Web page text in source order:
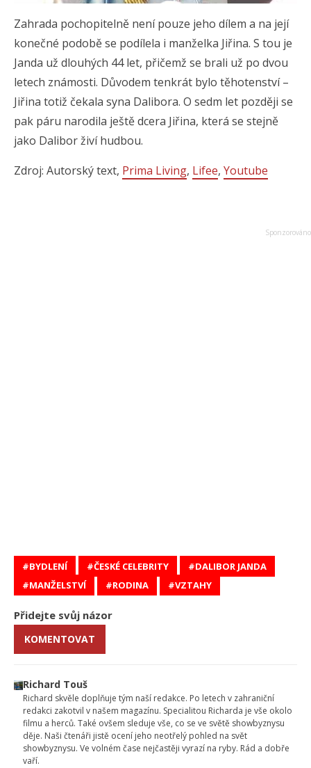
Zahrada pochopitelně není pouze jeho dílem a na její
konečné podobě se podílela i manželka Jiřina. S tou je
Janda už dlouhých 44 let, přičemž se brali už po dvou
letech známosti. Důvodem tenkrát bylo těhotenství –
Jiřina totiž čekala syna Dalibora. O sedm let později se
pak páru narodila ještě dcera Jiřina, která se stejně
jako Dalibor živí hudbou.
Zdroj: Autorský text, Prima Living, Lifee, Youtube
BYDLENÍ ČESKÉ CELEBRITY
DALIBOR JANDA
MANŽELSTVÍ
RODINA VZTAHY
Přidejte svůj názor
KOMENTOVAT
Richard Touš
Richard skvěle doplňuje tým naší redakce. Po letech v zahraniční
redakci zakotvil v našem magazínu. Specialitou Richarda je vše okolo
filmu a herců. Také ovšem sleduje vše, co se ve světě showbyznysu
děje. Naši čtenáři jistě ocení jeho neotřelý pohled na svět
showbyznysu. Ve volném čase nejčastěji vyrazí na ryby. Rád a dobře
vaří.